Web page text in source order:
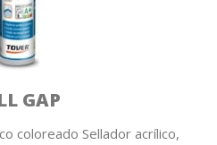
GAP
coloreado Sellador acrílico,